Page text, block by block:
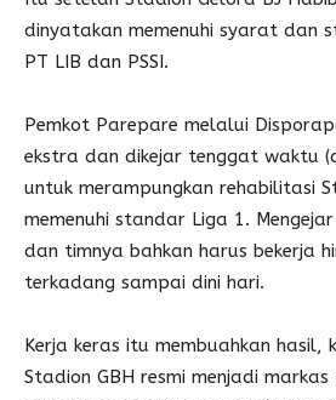
dinyatakan memenuhi syarat dan
PT LIB dan PSSI.
Pemkot Parepare melalui
ekstra dan dikejar tenggat waktu
untuk merampungkan rehabilitasi
memenuhi standar Liga 1.
dan timnya bahkan harus bekerja
terkadang sampai dini hari.
Kerja keras itu membuahkan hasil,
Stadion GBH resmi menjadi markas